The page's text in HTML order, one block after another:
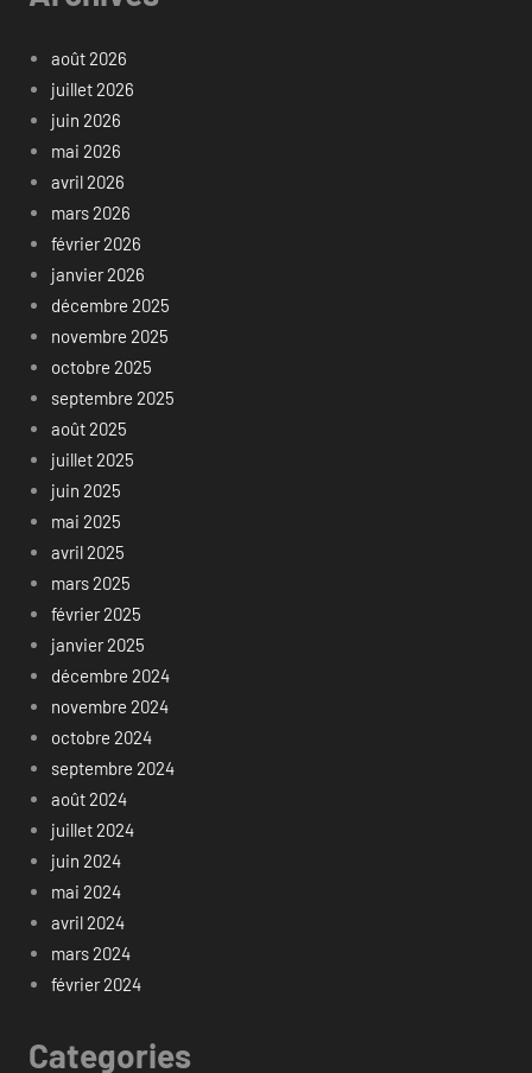
août 2026
juillet 2026
juin 2026
mai 2026
avril 2026
mars 2026
février 2026
janvier 2026
décembre 2025
novembre 2025
octobre 2025
septembre 2025
août 2025
juillet 2025
juin 2025
mai 2025
avril 2025
mars 2025
février 2025
janvier 2025
décembre 2024
novembre 2024
octobre 2024
septembre 2024
août 2024
juillet 2024
juin 2024
mai 2024
avril 2024
mars 2024
février 2024
Categories